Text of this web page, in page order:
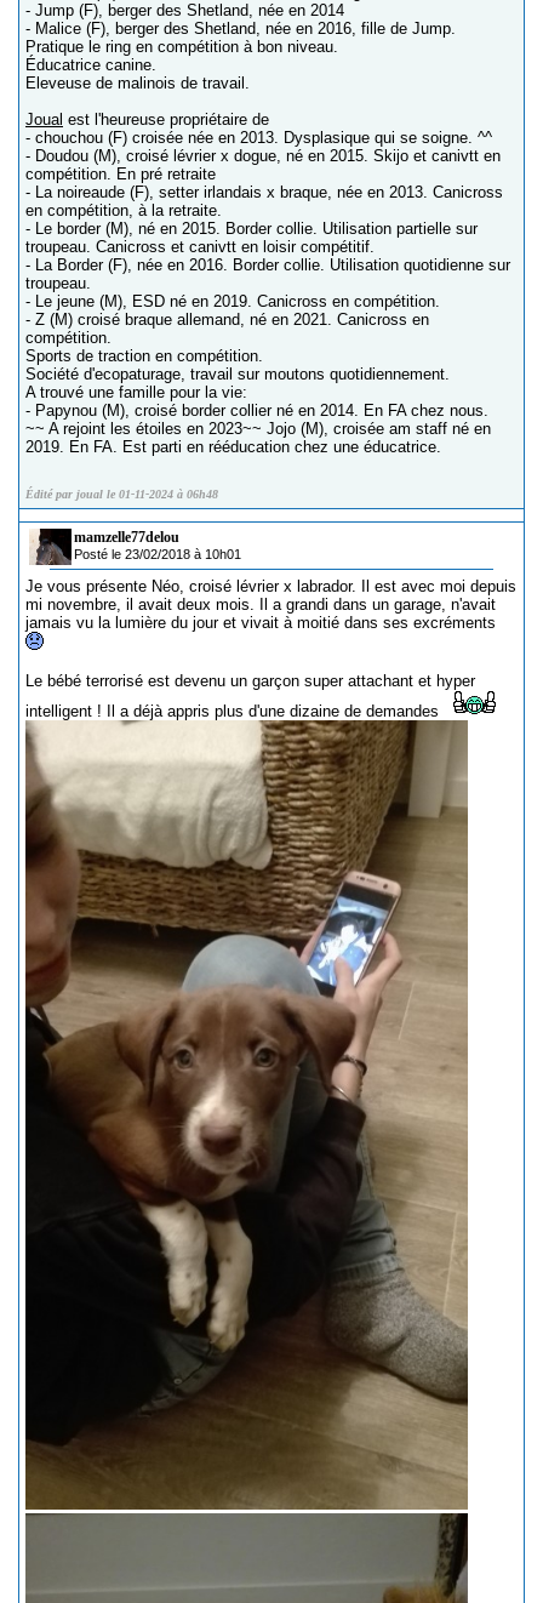
- Jump (F), berger des Shetland, née en 2014
- Malice (F), berger des Shetland, née en 2016, fille de Jump.
Pratique le ring en compétition à bon niveau.
Éducatrice canine.
Eleveuse de malinois de travail.
Joual est l'heureuse propriétaire de
- chouchou (F) croisée née en 2013. Dysplasique qui se soigne. ^^
- Doudou (M), croisé lévrier x dogue, né en 2015. Skijo et canivtt en
compétition. En pré retraite
- La noireaude (F), setter irlandais x braque, née en 2013. Canicross
en compétition, à la retraite.
- Le border (M), né en 2015. Border collie. Utilisation partielle sur
troupeau. Canicross et canivtt en loisir compétitif.
- La Border (F), née en 2016. Border collie. Utilisation quotidienne sur
troupeau.
- Le jeune (M), ESD né en 2019. Canicross en compétition.
- Z (M) croisé braque allemand, né en 2021. Canicross en
compétition.
Sports de traction en compétition.
Société d'ecopaturage, travail sur moutons quotidiennement.
A trouvé une famille pour la vie:
- Papynou (M), croisé border collier né en 2014. En FA chez nous.
~~ A rejoint les étoiles en 2023~~ Jojo (M), croisée am staff né en
2019. En FA. Est parti en rééducation chez une éducatrice.
Édité par joual le 01-11-2024 à 06h48
mamzelle77delou
Posté le 23/02/2018 à 10h01
Je vous présente Néo, croisé lévrier x labrador. Il est avec moi depuis
mi novembre, il avait deux mois. Il a grandi dans un garage, n'avait
jamais vu la lumière du jour et vivait à moitié dans ses excréments
Le bébé terrorisé est devenu un garçon super attachant et hyper
intelligent ! Il a déjà appris plus d'une dizaine de demandes